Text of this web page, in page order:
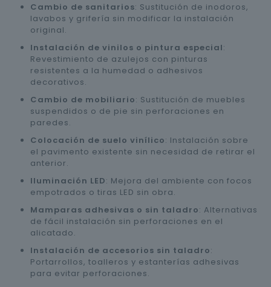
Cambio de sanitarios: Sustitución de inodoros,
lavabos y grifería sin modificar la instalación
original.
Instalación de vinilos o pintura especial:
Revestimiento de azulejos con pinturas
resistentes a la humedad o adhesivos
decorativos.
Cambio de mobiliario: Sustitución de muebles
suspendidos o de pie sin perforaciones en
paredes.
Colocación de suelo vinílico: Instalación sobre
el pavimento existente sin necesidad de retirar el
anterior.
Iluminación LED: Mejora del ambiente con focos
empotrados o tiras LED sin obra.
Mamparas adhesivas o sin taladro: Alternativas
de fácil instalación sin perforaciones en el
alicatado.
Instalación de accesorios sin taladro:
Portarrollos, toalleros y estanterías adhesivas
para evitar perforaciones.